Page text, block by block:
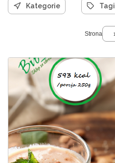
Kategorie Tagi
Strona